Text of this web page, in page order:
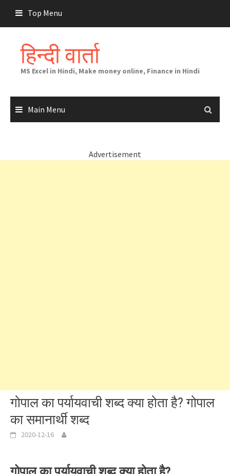
content
Top Menu
हिन्दी वार्ता
MS Excel in Hindi, Make money online, Finance in Hindi
Main Menu
Advertisement
गोपाल का पर्यायवाची शब्द क्या होता है? गोपाल
का समानार्थी शब्द
2020-12-16